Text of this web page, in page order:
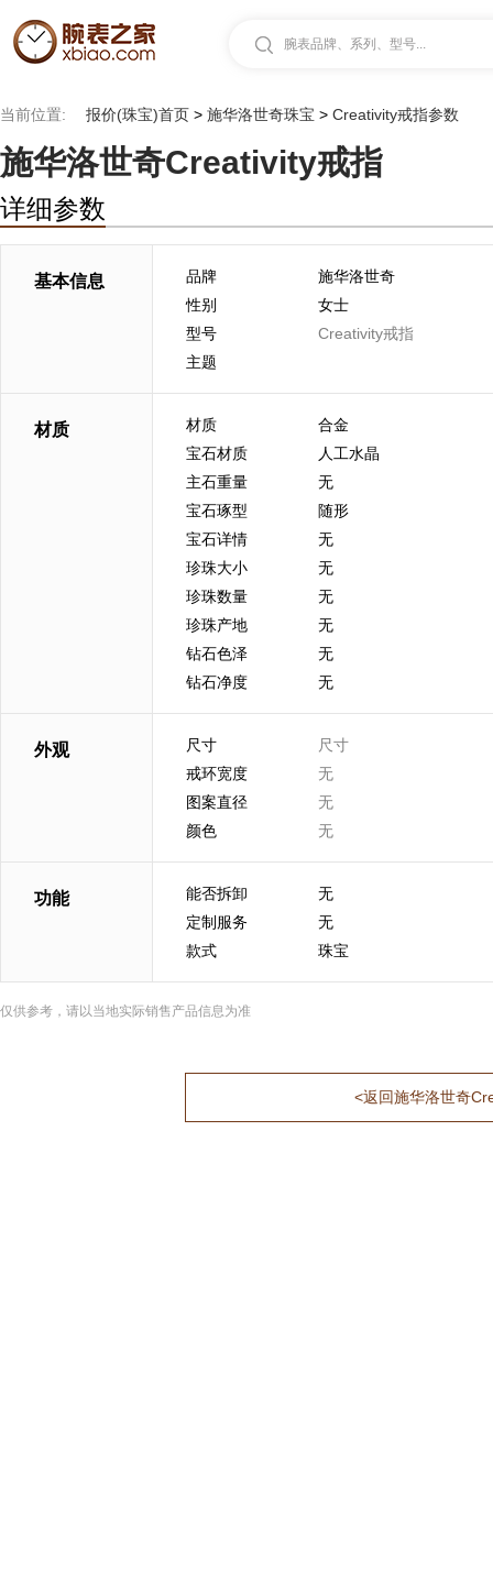
腕表品牌、系列、型号...
当前位置: 报价(珠宝)首页 > 施华洛世奇珠宝 > Creativity戒指参数
施华洛世奇Creativity戒指
详细参数
基本信息 品牌
施华洛世奇
性别
女士
型号
Creativity戒指
主题
材质 材质
合金
宝石材质
人工水晶
主石重量
无
宝石琢型
随形
宝石详情
无
珍珠大小
无
珍珠数量
无
珍珠产地
无
钻石色泽
无
钻石净度
无
外观 尺寸
尺寸
戒环宽度
无
图案直径
无
颜色
无
功能 能否拆卸
无
定制服务
无
款式
珠宝
仅供参考，请以当地实际销售产品信息为准
<返回施华洛世奇